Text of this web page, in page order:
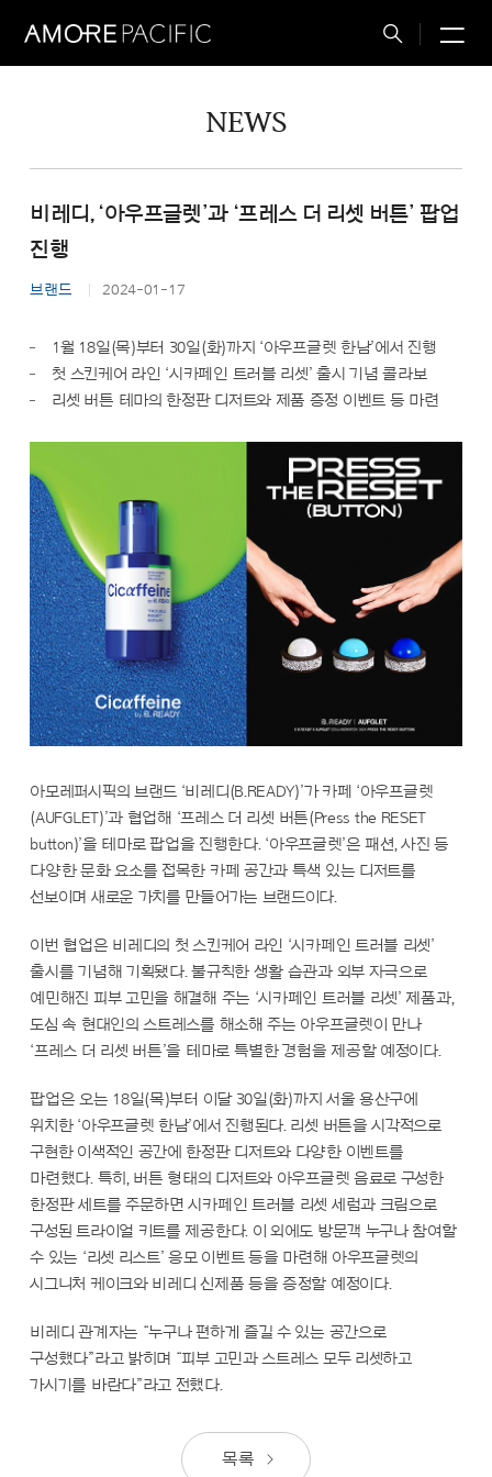
Total
NEWS
비레디, ‘아우프글렛’과 ‘프레스 더 리셋 버튼’ 팝업
진행
브랜드 2024-01-17
1월 18일(목)부터 30일(화)까지 ‘아우프글렛 한남’에서 진행
첫 스킨케어 라인 ‘시카페인 트러블 리셋’ 출시 기념 콜라보
리셋 버튼 테마의 한정판 디저트와 제품 증정 이벤트 등 마련
아모레퍼시픽의 브랜드 ‘비레디(B.READY)’가 카페 ‘아우프글렛
(AUFGLET)’과 협업해 ‘프레스 더 리셋 버튼(Press the RESET
button)’을 테마로 팝업을 진행한다. ‘아우프글렛’은 패션, 사진 등
다양한 문화 요소를 접목한 카페 공간과 특색 있는 디저트를
선보이며 새로운 가치를 만들어가는 브랜드이다.
이번 협업은 비레디의 첫 스킨케어 라인 ‘시카페인 트러블 리셋’
출시를 기념해 기획됐다. 불규칙한 생활 습관과 외부 자극으로
예민해진 피부 고민을 해결해 주는 ‘시카페인 트러블 리셋’ 제품과,
도심 속 현대인의 스트레스를 해소해 주는 아우프글렛이 만나
‘프레스 더 리셋 버튼’을 테마로 특별한 경험을 제공할 예정이다.
팝업은 오는 18일(목)부터 이달 30일(화)까지 서울 용산구에
위치한 ‘아우프글렛 한남’에서 진행된다. 리셋 버튼을 시각적으로
구현한 이색적인 공간에 한정판 디저트와 다양한 이벤트를
마련했다. 특히, 버튼 형태의 디저트와 아우프글렛 음료로 구성한
한정판 세트를 주문하면 시카페인 트러블 리셋 세럼과 크림으로
구성된 트라이얼 키트를 제공한다. 이 외에도 방문객 누구나 참여할
수 있는 ‘리셋 리스트’ 응모 이벤트 등을 마련해 아우프글렛의
시그니처 케이크와 비레디 신제품 등을 증정할 예정이다.
비레디 관계자는 “누구나 편하게 즐길 수 있는 공간으로
구성했다”라고 밝히며 “피부 고민과 스트레스 모두 리셋하고
가시기를 바란다”라고 전했다.
목록